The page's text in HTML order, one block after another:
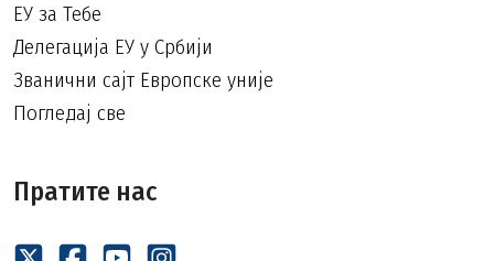
ЕУ за Тебе
Делегација ЕУ у Србији
Званични сајт Европске уније
Погледај све
Пратите нас